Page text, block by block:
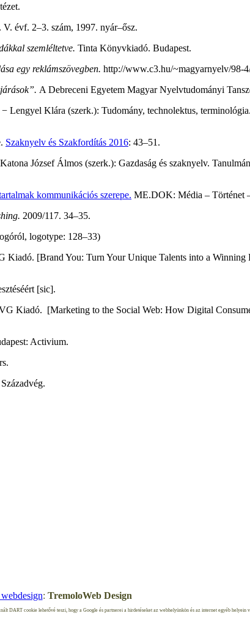
V. évf. 2–3. szám, 1997. nyár–ősz.
szemléltetve. Tinta Könyvkiadó. Budapest.
egy reklámszövegben. http://www.c3.hu/~magyarnyelv/98-
A Debreceni Egyetem Magyar Nyelvtudományi
Klára (szerk.): Tudomány, technolektus,
Szaknyelv és Szakfordítás 2016: 43–51.
József Álmos (szerk.): Gazdaság és szaknyelv.
kommunikációs szerepe. ME.DOK: Média – Történet
2009/117. 34–35.
logotype: 128–33)
[Brand You: Turn Your Unique Talents into a
[sic].
Kiadó. [Marketing to the Social Web: How Digital
Activium.
: TremoloWeb Design
cookie lehetővé teszi, hogy a Google és partnerei a hirdetéseket az webhelyünkön és az internet egyéb helyein